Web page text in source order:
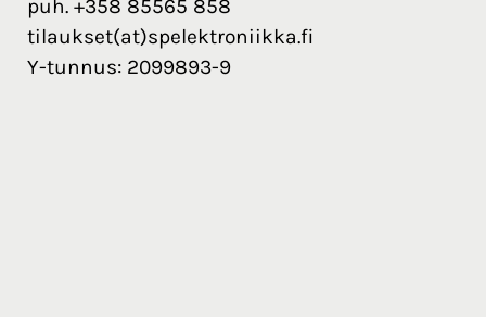
puh. +358 85565 858
tilaukset(at)spelektroniikka.fi
Y-tunnus: 2099893-9